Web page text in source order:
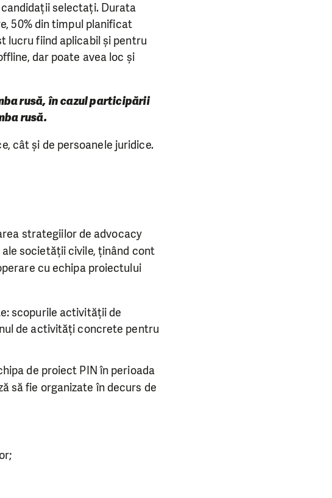
selectați. Durata
50% din timpul planificat
lucru fiind aplicabil și pentru
dar poate avea loc și
rusă, în cazul participării
rusă.
cât și de persoanele juridice.
strategiilor de advocacy
societății civile, ținând cont
cu echipa proiectului
scopurile activității de
de activități concrete pentru
de proiect PIN în perioada
să fie organizate în decurs de